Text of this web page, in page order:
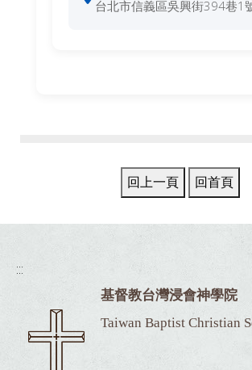
台北市信義區吳興街394巷1
:::
基督教台灣浸會神學院
Taiwan Baptist Christian